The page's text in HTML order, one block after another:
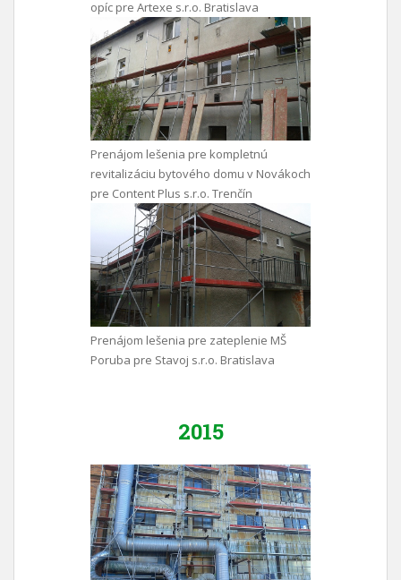
opíc pre Artexe s.r.o. Bratislava
Prenájom lešenia pre kompletnú
revitalizáciu bytového domu v Novákoch
pre Content Plus s.r.o. Trenčín
Prenájom lešenia pre zateplenie MŠ
Poruba pre Stavoj s.r.o. Bratislava
2015